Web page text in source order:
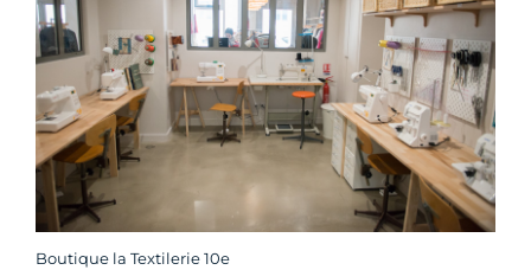
Boutique la Textilerie 10e